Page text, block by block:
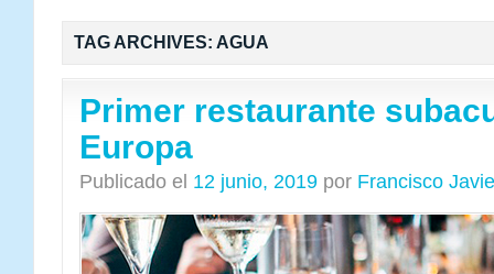
TAG ARCHIVES: AGUA
Primer restaurante
Europa
Publicado el 12 junio, 2019 por Francisco